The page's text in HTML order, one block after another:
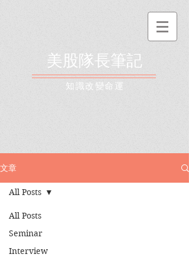
美股隊長筆記
​知識改變命運
文章
All Posts
Seminar
Interview
All Posts